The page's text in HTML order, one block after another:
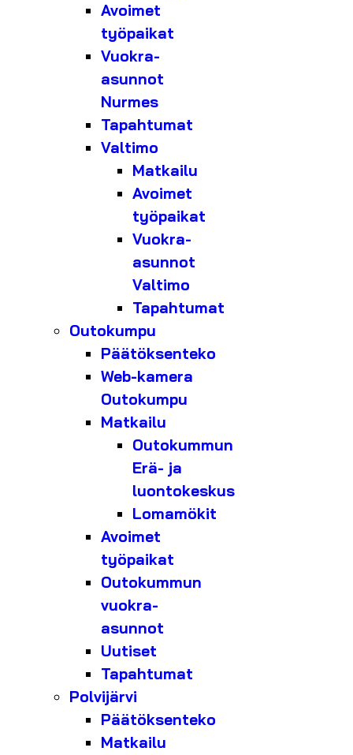
Avoimet
työpaikat
Vuokra-
asunnot
Nurmes
Tapahtumat
Valtimo
Matkailu
Avoimet
työpaikat
Vuokra-
asunnot
Valtimo
Tapahtumat
Outokumpu
Päätöksenteko
Web-kamera
Outokumpu
Matkailu
Outokummun
Erä- ja
luontokeskus
Lomamökit
Avoimet
työpaikat
Outokummun
vuokra-
asunnot
Uutiset
Tapahtumat
Polvijärvi
Päätöksenteko
Matkailu